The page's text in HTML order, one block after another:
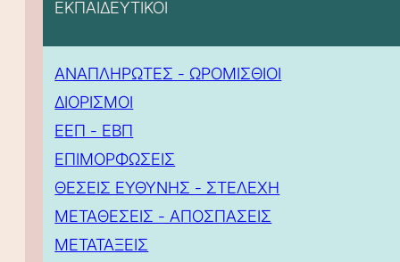
ΕΚΠΑΙΔΕΥΤΙΚΟΙ
ΑΝΑΠΛΗΡΩΤΕΣ - ΩΡΟΜΙΣΘΙΟΙ
ΔΙΟΡΙΣΜΟΙ
ΕΕΠ - ΕΒΠ
ΕΠΙΜΟΡΦΩΣΕΙΣ
ΘΕΣΕΙΣ ΕΥΘΥΝΗΣ - ΣΤΕΛΕΧΗ
ΜΕΤΑΘΕΣΕΙΣ - ΑΠΟΣΠΑΣΕΙΣ
ΜΕΤΑΤΑΞΕΙΣ